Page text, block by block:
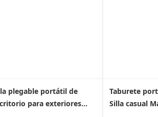
plegable portátil de
para exteriores
Taburete
Silla casual